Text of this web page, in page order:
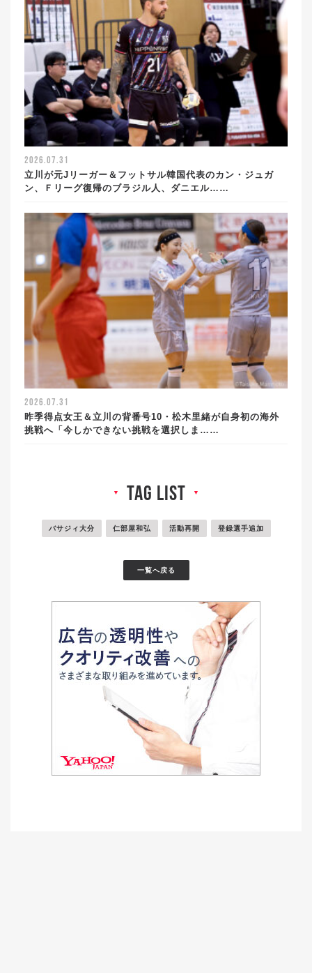
2026.07.31
立川が元Jリーガー＆フットサル韓国代表のカン・ジュガ
ン、Ｆリーグ復帰のブラジル人、ダニエル……
2026.07.31
昨季得点女王＆立川の背番号10・松木里緒が自身初の海外
挑戦へ「今しかできない挑戦を選択しま……
▼ tag list ▼
バサジィ大分 仁部屋和弘 活動再開 登録選手追加
一覧へ戻る